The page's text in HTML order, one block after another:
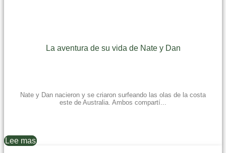
La aventura de su vida de Nate y Dan
Nate y Dan nacieron y se criaron surfeando las olas de la costa
este de Australia. Ambos compartí...
Lee mas